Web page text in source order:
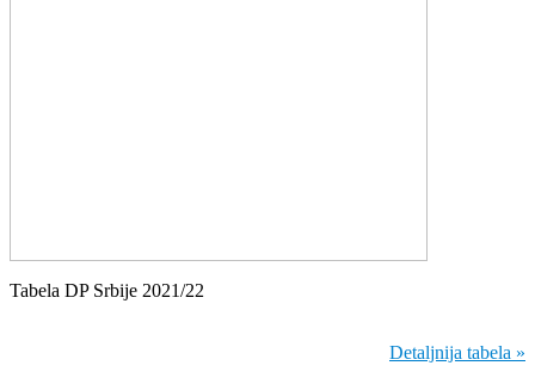
Tabela DP Srbije 2021/22
Detaljnija tabela »